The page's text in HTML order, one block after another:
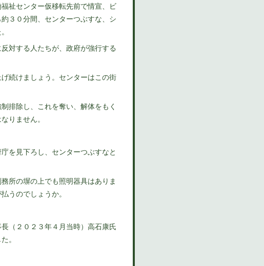
祉センター仮移転先前で情宣、ビ
３０分間、センターつぶすな、シ
対する人たちが、政府が強行する
続けましょう。センターはこの街
排除し、これを奪い、解体をもく
りません。
見下ろし、センターつぶすなと
所の塀の上でも照明器具はありま
うのでしょうか。
（２０２３年４月当時）高石康氏
。